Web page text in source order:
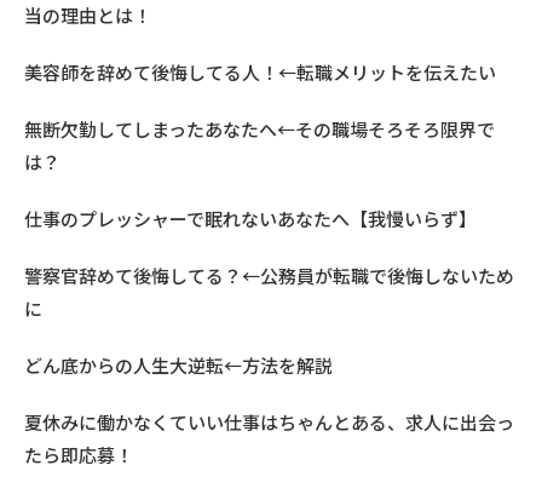
当の理由とは！
美容師を辞めて後悔してる人！←転職メリットを伝えたい
無断欠勤してしまったあなたへ←その職場そろそろ限界で
は？
仕事のプレッシャーで眠れないあなたへ【我慢いらず】
警察官辞めて後悔してる？←公務員が転職で後悔しないため
に
どん底からの人生大逆転←方法を解説
夏休みに働かなくていい仕事はちゃんとある、求人に出会っ
たら即応募！